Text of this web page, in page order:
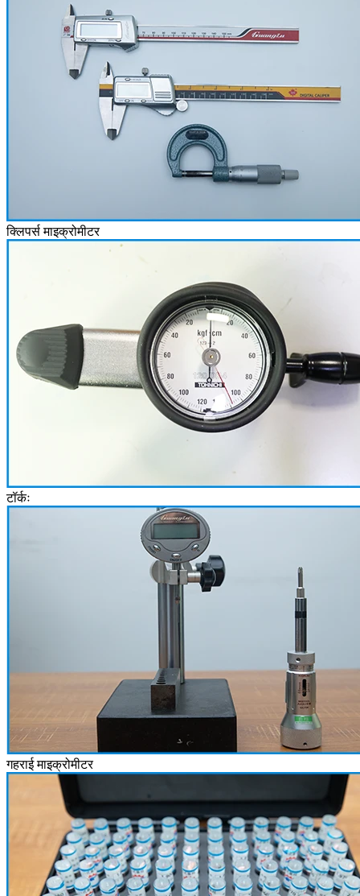
क्लिपर्स माइक्रोमीटर
टॉर्कः
गहराई माइक्रोमीटर